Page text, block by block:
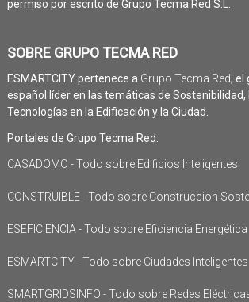
permiso por escrito de Grupo Tecma Red S.L.
SOBRE GRUPO TECMA RED
ESMARTCITY pertenece a Grupo Tecma Red, el
español líder en las temáticas de Sostenibilidad,
Tecnologías en la Edificación y la Ciudad.
Portales de Grupo Tecma Red:
CASADOMO - Todo sobre Edificios Inteligentes
CONSTRUIBLE - Todo sobre Construcción
ESEFICIENCIA - Todo sobre Eficiencia Energética
ESMARTCITY - Todo sobre Ciudades Inteligentes
SMARTGRIDSINFO - Todo sobre Redes